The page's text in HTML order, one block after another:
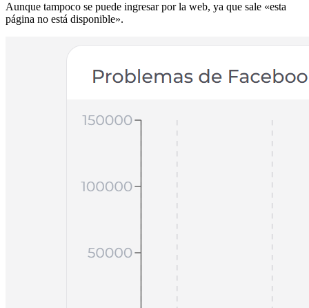
Aunque tampoco se puede ingresar por la web, ya que sale «esta
página no está disponible».